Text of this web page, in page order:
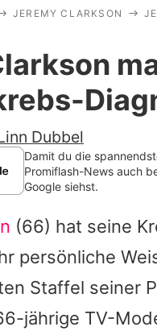
Alle
App
JEREMY CLARKSON
Dubbel
Damit du die
Promiflash-News auch
Google siehst.
(66) hat seine
persönliche
Staffel seiner
jährige TV-